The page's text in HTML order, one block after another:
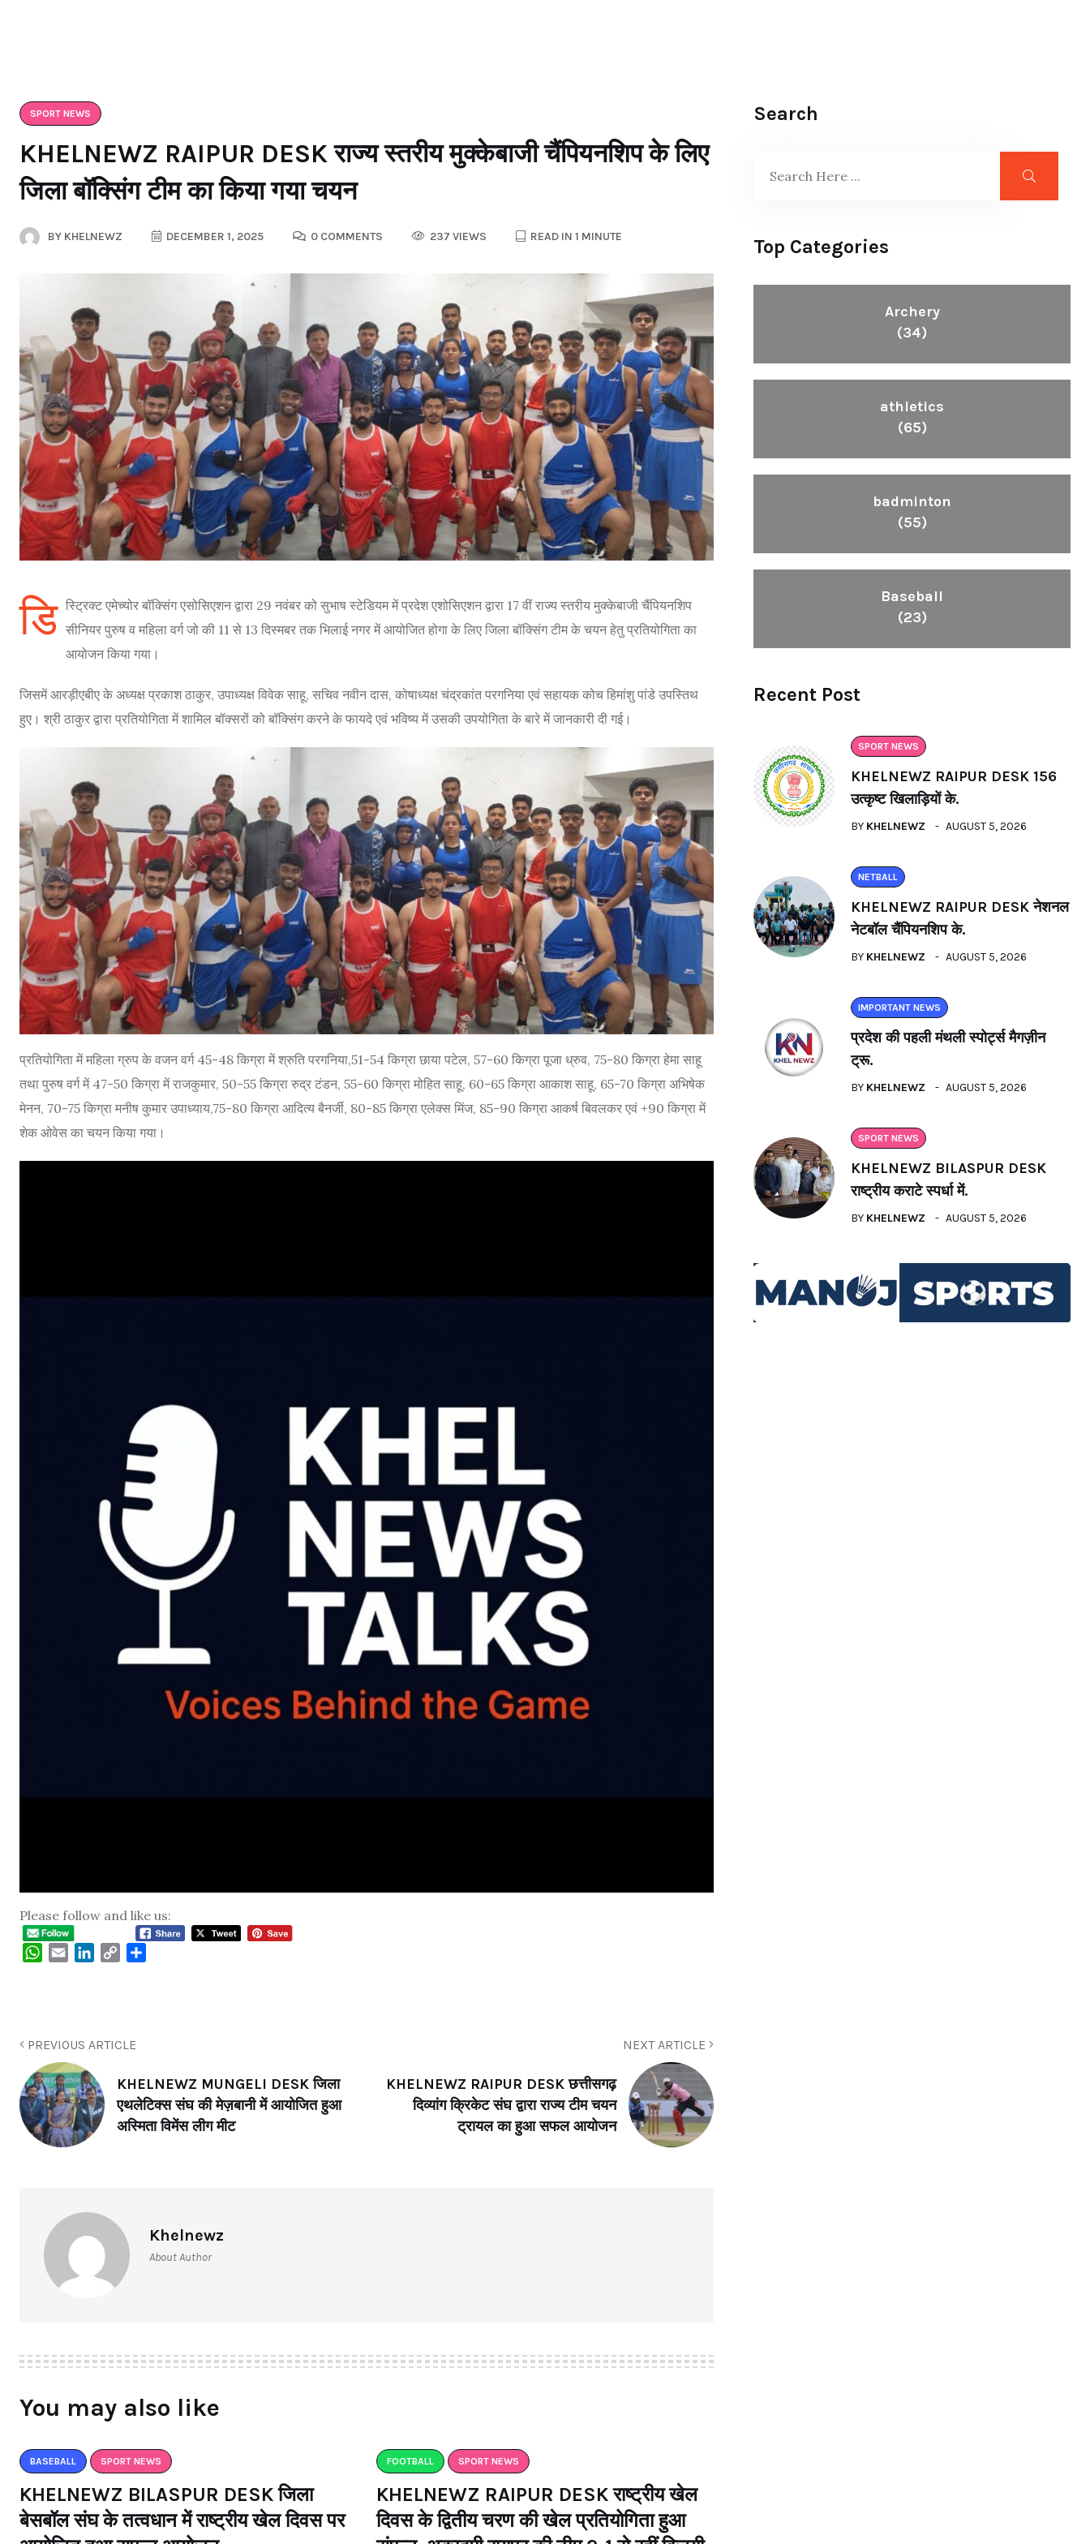
SPORT NEWS
KHELNEWZ RAIPUR DESK राज्य स्तरीय मुक्केबाजी चैंपियनशिप के लिए
जिला बॉक्सिंग टीम का किया गया चयन
BY KHELNEWZ DECEMBER 1, 2025 0 COMMENTS 237 VIEWS READ IN 1 MINUTE
डि स्ट्रिक्ट एमेच्योर बॉक्सिंग एसोसिएशन द्वारा 29 नवंबर को सुभाष स्टेडियम में प्रदेश एशोसिएशन द्वारा 17 वीं राज्य स्तरीय मुक्केबाजी चैंपियनशिप
सीनियर पुरुष व महिला वर्ग जो की 11 से 13 दिस्मबर तक भिलाई नगर में आयोजित होगा के लिए जिला बॉक्सिंग टीम के चयन हेतु प्रतियोगिता का
आयोजन किया गया।
जिसमें आरड़ीएबीए के अध्यक्ष प्रकाश ठाकुर, उपाध्यक्ष विवेक साहू, सचिव नवीन दास, कोषाध्यक्ष चंद्रकांत परगनिया एवं सहायक कोच हिमांशु पांडे उपस्तिथ
हुए। श्री ठाकुर द्वारा प्रतियोगिता में शामिल बॉक्सरों को बॉक्सिंग करने के फायदे एवं भविष्य में उसकी उपयोगिता के बारे में जानकारी दी गई।
प्रतियोगिता में महिला ग्रुप के वजन वर्ग 45-48 किग्रा में श्रुति परगनिया,51-54 किग्रा छाया पटेल, 57-60 किग्रा पूजा ध्रुव, 75-80 किग्रा हेमा साहू
तथा पुरुष वर्ग में 47-50 किग्रा में राजकुमार, 50-55 किग्रा रुद्र टंडन, 55-60 किग्रा मोहित साहू, 60-65 किग्रा आकाश साहू, 65-70 किग्रा अभिषेक
मेनन, 70-75 किग्रा मनीष कुमार उपाध्याय,75-80 किग्रा आदित्य बैनर्जी, 80-85 किग्रा एलेक्स मिंज, 85-90 किग्रा आकर्ष बिवलकर एवं +90 किग्रा में
शेक ओवेस का चयन किया गया।
Please follow and like us:
WhatsApp
Email LinkedIn
Copy
PREVIOUS ARTICLE
KHELNEWZ MUNGELI DESK जिला
एथलेटिक्स संघ की मेज़बानी में आयोजित हुआ
अस्मिता विमेंस लीग मीट
NEXT ARTICLE
KHELNEWZ RAIPUR DESK छत्तीसगढ़
दिव्यांग क्रिकेट संघ द्वारा राज्य टीम चयन
ट्रायल का हुआ सफल आयोजन
Khelnewz
About Author
You may also like
BASEBALL SPORT NEWS
KHELNEWZ BILASPUR DESK जिला
बेसबॉल संघ के तत्वधान में राष्ट्रीय खेल दिवस पर
FOOTBALL SPORT NEWS
KHELNEWZ RAIPUR DESK राष्ट्रीय खेल
दिवस के द्वितीय चरण की खेल प्रतियोगिता हुआ
Search
Top Categories
Archery
(34)
athletics
(65)
badminton
(55)
Baseball
(23)
Recent Post
SPORT NEWS
KHELNEWZ RAIPUR DESK 156
उत्कृष्ट खिलाड़ियों के.
BY KHELNEWZ AUGUST 5, 2026
NETBALL
KHELNEWZ RAIPUR DESK नेशनल
नेटबॉल चैंपियनशिप के.
BY KHELNEWZ AUGUST 5, 2026
IMPORTANT NEWS
प्रदेश की पहली मंथली स्पोर्ट्स मैगज़ीन
ट्रू.
BY KHELNEWZ AUGUST 5, 2026
SPORT NEWS
KHELNEWZ BILASPUR DESK
राष्ट्रीय कराटे स्पर्धा में.
BY KHELNEWZ AUGUST 5, 2026